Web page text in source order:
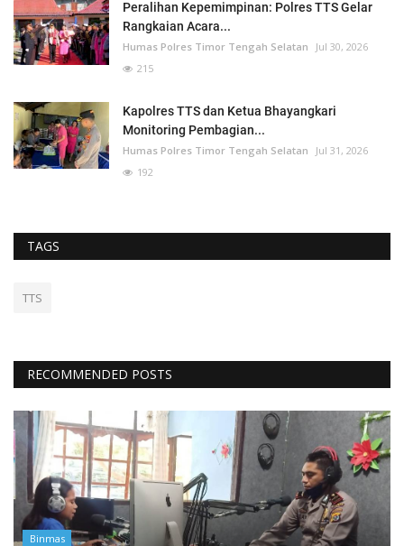
Peralihan Kepemimpinan: Polres TTS Gelar
Rangkaian Acara...
Humas Polres Timor Tengah Selatan
Jul 30, 2026
215
Kapolres TTS dan Ketua Bhayangkari
Monitoring Pembagian...
Humas Polres Timor Tengah Selatan
Jul 31, 2026
192
TAGS
TTS
RECOMMENDED POSTS
Binmas